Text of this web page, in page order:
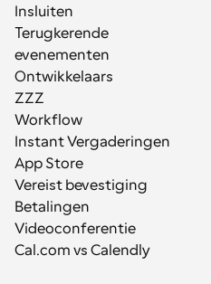
Insluiten
Terugkerende
evenementen
Ontwikkelaars
ZZZ
Workflow
Instant Vergaderingen
App Store
Vereist bevestiging
Betalingen
Videoconferentie
Cal.com vs Calendly